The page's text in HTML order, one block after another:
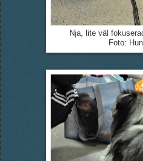
Nja, lite väl
Foto: